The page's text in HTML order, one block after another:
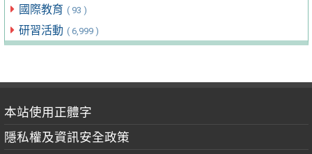
國際教育 ( 93 )
研習活動 ( 6,999 )
本站使用正體字
隱私權及資訊安全政策